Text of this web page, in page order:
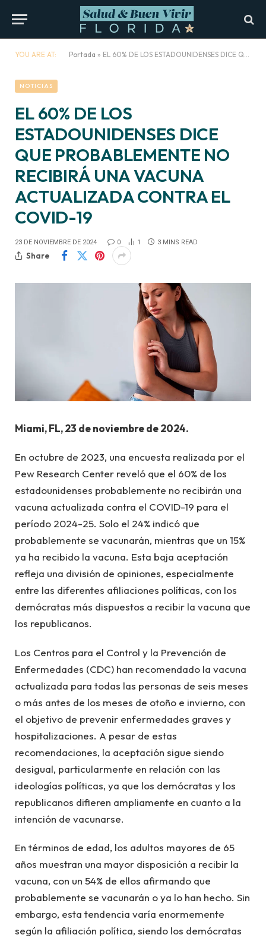
YOU ARE AT: Portada » EL 60% DE LOS ESTADOUNIDENSES DICE QUE PROBABLEMENTE NO RECIBIRÁ UNA VACUNA ACTUALIZADA CONTRA EL COVID-19
NOTICIAS
EL 60% DE LOS
ESTADOUNIDENSES DICE
QUE PROBABLEMENTE NO
RECIBIRÁ UNA VACUNA
ACTUALIZADA CONTRA EL
COVID-19
23 DE NOVIEMBRE DE 2024 0 1 3 MINS READ
Share
Miami, FL, 23 de noviembre de 2024.
En octubre de 2023, una encuesta realizada por el
Pew Research Center reveló que el 60% de los
estadounidenses probablemente no recibirán una
vacuna actualizada contra el COVID-19 para el
período 2024-25. Solo el 24% indicó que
probablemente se vacunarán, mientras que un 15%
ya ha recibido la vacuna. Esta baja aceptación
refleja una división de opiniones, especialmente
entre las diferentes afiliaciones políticas, con los
demócratas más dispuestos a recibir la vacuna que
los republicanos.
Los Centros para el Control y la Prevención de
Enfermedades (CDC) han recomendado la vacuna
actualizada para todas las personas de seis meses
o más antes de los meses de otoño e invierno, con
el objetivo de prevenir enfermedades graves y
hospitalizaciones. A pesar de estas
recomendaciones, la aceptación sigue siendo
desigual, particularmente en relación con las
ideologías políticas, ya que los demócratas y los
republicanos difieren ampliamente en cuanto a la
intención de vacunarse.
En términos de edad, los adultos mayores de 65
años muestran una mayor disposición a recibir la
vacuna, con un 54% de ellos afirmando que
probablemente se vacunarán o ya lo han hecho. Sin
embargo, esta tendencia varía enormemente
según la afiliación política, siendo los demócratas